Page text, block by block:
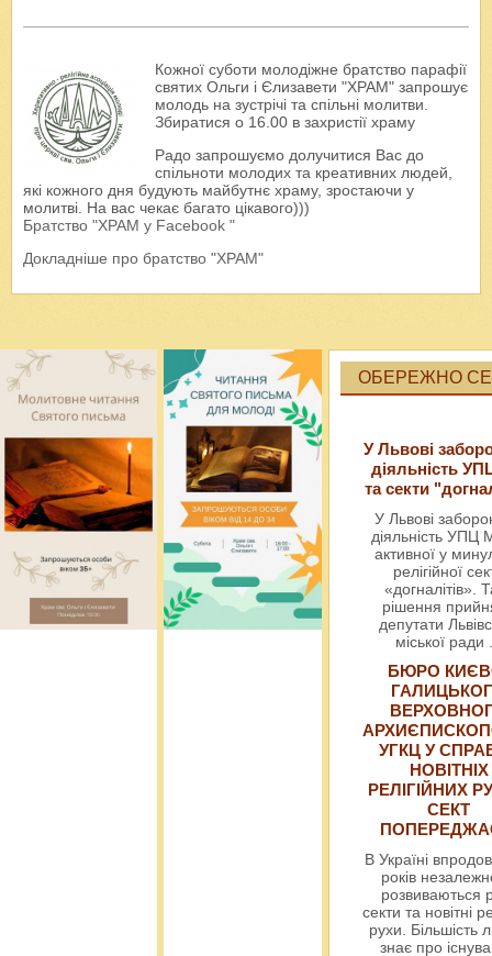
Кожної суботи молодіжне братство парафії
святих Ольги і Єлизавети "ХРАМ" запрошує
молодь на зустрічі та спільні молитви.
Збиратися о 16.00 в захристії храму
Радо запрошуємо долучитися Вас до
спільноти молодих та креативних людей,
які кожного дня будують майбутнє храму, зростаючи у
молитві. На вас чекає багато цікавого)))
Братство "ХРАМ у Facebook "
Докладніше про братство "ХРАМ"
ОБЕРЕЖНО
У Львові
діяльність
та секти
У Львові
діяльність УПЦ
активної у
релігійної
«догналітів».
рішення
депутати
міської ради
БЮРО
УГКЦ У
НОВІТНІХ
РЕЛІГІЙНИХ
СЕКТ
В Україні
років
розвиваються
секти та новітні
рухи. Більшість
знає про